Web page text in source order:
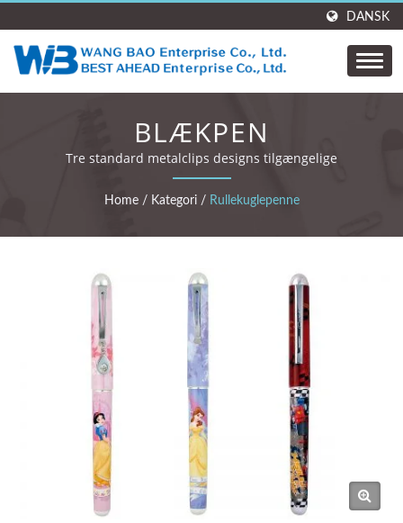
DANSK
BLÆKPEN
Tre standard metalclips designs tilgængelige
Home / Kategori / Rullekuglepenne